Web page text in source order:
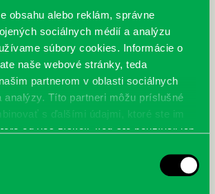
obsahu alebo reklám, správne
sociálnych médií a analýzu
súbory cookies. Informácie o
naše webové stránky, teda
partnerom v oblasti sociálnych
analýzy. Títo partneri môžu príslušné
s ďalšími údajmi, ktoré ste im
od vás získali, keď ste používali ich